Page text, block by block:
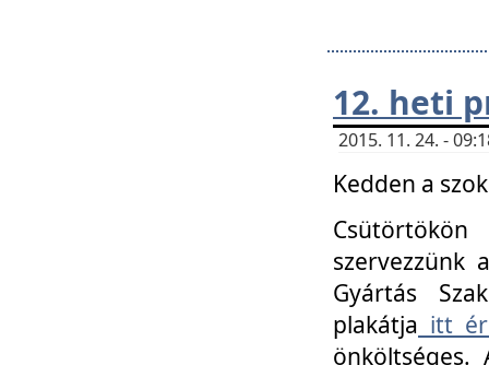
12. heti
2015. 11. 24. -
Kedden a
szervezzünk
Gyártás
plakátja itt